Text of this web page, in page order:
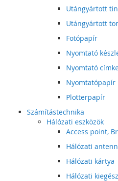
Utángyártott
Utángyártott
Fotópapír
Nyomtató
Nyomtató
Nyomtatópapír
Plotterpapír
Számítástechnika
Hálózati eszközök
Access point,
Hálózati
Hálózati kártya
Hálózati